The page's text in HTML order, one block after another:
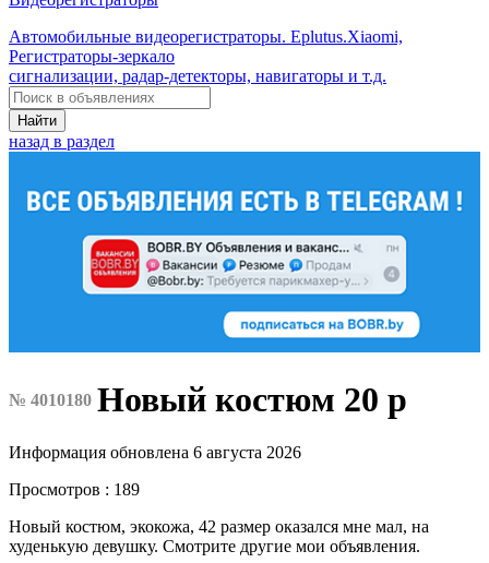
Автомобильные видеорегистраторы. Eplutus.Xiaomi,
Регистраторы-зеркало
сигнализации, радар-детекторы, навигаторы и т.д.
Найти
назад в раздел
№ 4010180 Новый костюм 20 р
Информация обновлена 6 августа 2026
Просмотров : 189
Новый костюм, экокожа, 42 размер оказался мне мал, на
худенькую девушку. Смотрите другие мои объявления.